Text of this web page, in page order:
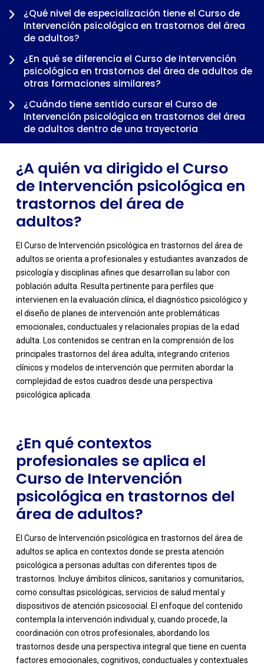
¿Qué nivel de especialización tiene el Curso de
Intervención psicológica en trastornos del área
de adultos?
¿En qué se diferencia el Curso de Intervención
psicológica en trastornos del área de adultos de
otras formaciones similares?
¿Cuándo tiene sentido cursar el Curso de
Intervención psicológica en trastornos del área
de adultos dentro de una trayectoria
profesional?
¿A quién va dirigido el Curso
de Intervención psicológica en
trastornos del área de
adultos?
El Curso de Intervención psicológica en trastornos del área de
adultos se orienta a profesionales y estudiantes avanzados de
psicología y disciplinas afines que desarrollan su labor con
población adulta. Resulta pertinente para perfiles que
intervienen en la evaluación clínica, el diagnóstico psicológico y
el diseño de planes de intervención ante problemáticas
emocionales, conductuales y relacionales propias de la edad
adulta. Los contenidos se centran en la comprensión de los
principales trastornos del área adulta, integrando criterios
clínicos y modelos de intervención que permiten abordar la
complejidad de estos cuadros desde una perspectiva
psicológica aplicada.
-
¿En qué contextos
profesionales se aplica el
Curso de Intervención
psicológica en trastornos del
área de adultos?
El Curso de Intervención psicológica en trastornos del área de
adultos se aplica en contextos donde se presta atención
psicológica a personas adultas con diferentes tipos de
trastornos. Incluye ámbitos clínicos, sanitarios y comunitarios,
como consultas psicológicas, servicios de salud mental y
dispositivos de atención psicosocial. El enfoque del contenido
contempla la intervención individual y, cuando procede, la
coordinación con otros profesionales, abordando los
trastornos desde una perspectiva integral que tiene en cuenta
factores emocionales, cognitivos, conductuales y contextuales
-